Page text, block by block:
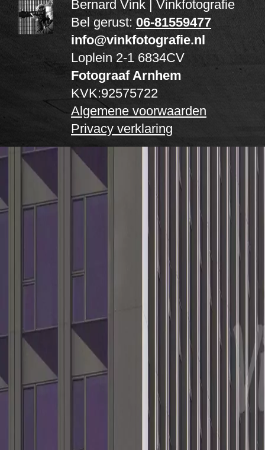
Bernard Vink | Vinkfotografie
Bel gerust: 06-81559477
info@vinkfotografie.nl
Loplein 2-1 6834CV
Fotograaf Arnhem
KVK:92575722
Algemene voorwaarden
Privacy verklaring